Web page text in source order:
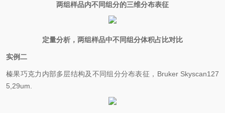
两组样品内不同组分的三维分布表征
定量分析，两组样品中不同组分体积占比对比
实例二
榛果巧克力内部多层结构及不同组分分布表征，Bruker Skyscan127
5,29um.